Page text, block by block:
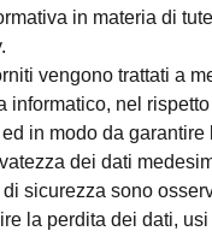
in materia di
vengono trattati a
informatico, nel
in modo da garantire
dei dati
di sicurezza sono
la perdita dei dati,